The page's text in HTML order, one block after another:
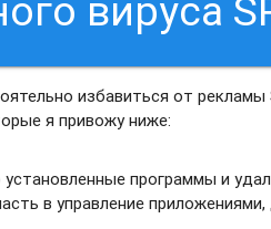
вируса
избавиться от рекламы
я привожу ниже:
программы и
в управление